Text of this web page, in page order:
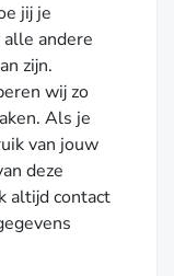
jij je
andere
zijn.
wij zo
Als je
van jouw
deze
altijd contact